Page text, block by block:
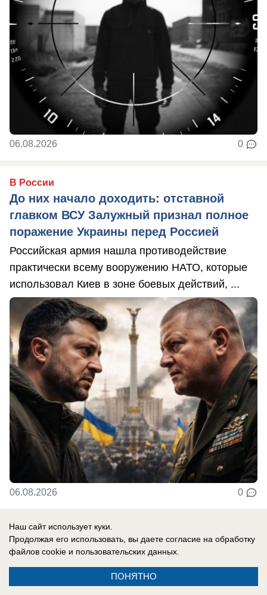
06.08.2026 0
В России
До них начало доходить: отставной
главком ВСУ Залужный признал полное
поражение Украины перед Россией
Российская армия нашла противодействие
практически всему вооружению НАТО, которые
использовал Киев в зоне боевых действий, ...
06.08.2026 0
Новости СМИ2
Наш сайт использует куки.
Продолжая его использовать, вы даете согласие на обработку
файлов cookie и пользовательских данных.
ПОНЯТНО